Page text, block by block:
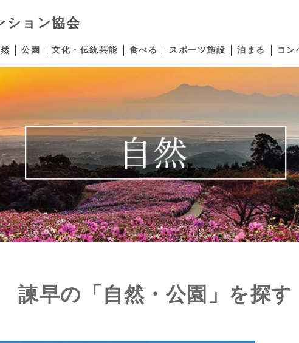
ション協会
公園 文化・伝統芸能 食べる スポーツ施設 泊まる コン
諫早の「自然・公園」を探す